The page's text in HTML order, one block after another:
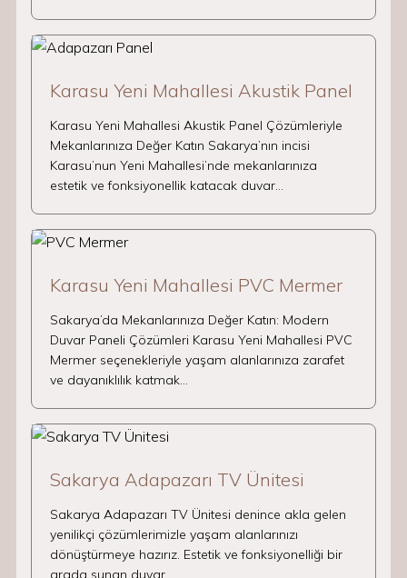
Karasu Yeni Mahallesi Akustik Panel
Karasu Yeni Mahallesi Akustik Panel Çözümleriyle
Mekanlarınıza Değer Katın Sakarya’nın incisi
Karasu’nun Yeni Mahallesi’nde mekanlarınıza
estetik ve fonksiyonellik katacak duvar…
Karasu Yeni Mahallesi PVC Mermer
Sakarya’da Mekanlarınıza Değer Katın: Modern
Duvar Paneli Çözümleri Karasu Yeni Mahallesi PVC
Mermer seçenekleriyle yaşam alanlarınıza zarafet
ve dayanıklılık katmak…
Sakarya Adapazarı TV Ünitesi
Sakarya Adapazarı TV Ünitesi denince akla gelen
yenilikçi çözümlerimizle yaşam alanlarınızı
dönüştürmeye hazırız. Estetik ve fonksiyonelliği bir
arada sunan duvar…